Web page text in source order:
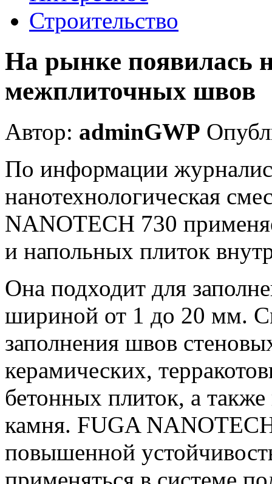
Строительство
На рынке появилась
межплиточных швов
Автор: adminGWP
По информации
нанотехнологическая
NANOTECH 730
и напольных плиток
Она подходит для
шириной от 1 до 20 мм.
заполнения швов
керамических,
бетонных плиток, а также
камня. FUGA NANOTECH
повышенной